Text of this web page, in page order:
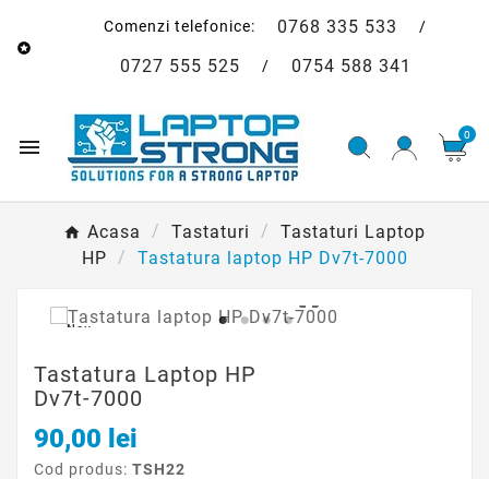

Comenzi telefonice: 0768 335 533
0727 555 525 / 0754 588 341
 0
Acasa Tastaturi
Tastaturi Laptop
HP
Tastatura laptop HP Dv7t-7000
Nou
Tastatura Laptop HP
Dv7t-7000
90,00 lei
Cod produs: TSH22